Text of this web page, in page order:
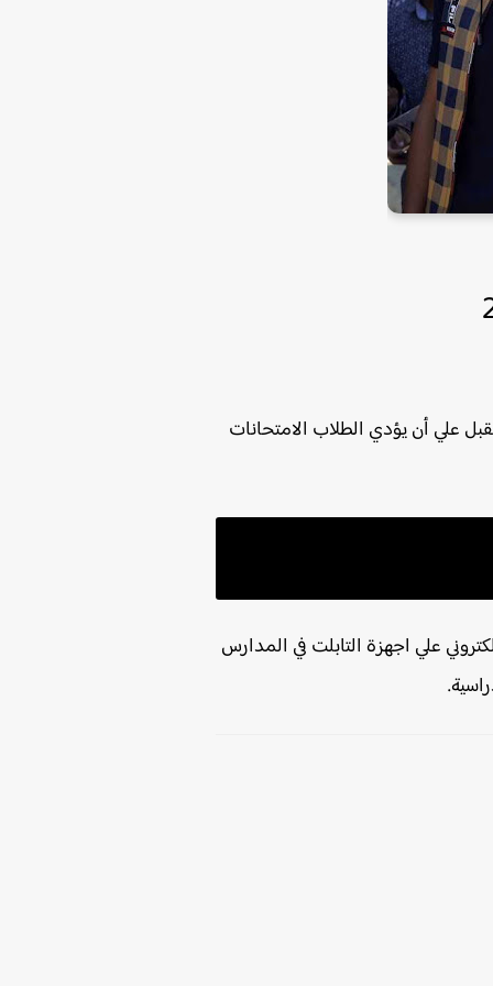
الصف الثالث الثانوي للعام الدراسي 2022 ستبدأ يوم 11 يونيو المقبل علي أن يؤدي الطلاب الامتحانات
علي اجهزة التابلت في المدارس